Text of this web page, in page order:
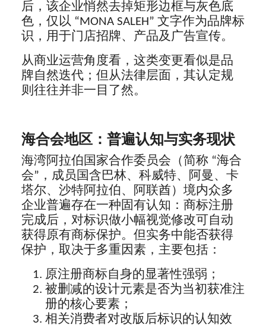
后，该企业悄然去掉矩形边框与灰色底
色，仅以 “MONA SALEH” 文字作为品牌标
识，用于门店招牌、产品及广告宣传。
从商业运营角度看，这类变更看似是品
牌自然迭代；但从法律层面，其认定规
则往往并非一目了然。
海合会地区：普遍认知与实务现状
海湾阿拉伯国家合作委员会（简称 “海合
会”，成员国含巴林、科威特、阿曼、卡
塔尔、沙特阿拉伯、阿联酋）境内众多
企业普遍存在一种固有认知：商标注册
完成后，对标识做小幅视觉修改可自动
获得原有商标保护。但实务中能否获得
保护，取决于多重因素，主要包括：
原注册商标自身的显著性强弱；
被删减的设计元素是否为当初获准注
册的核心要素；
相关消费者对改版后标识的认知效